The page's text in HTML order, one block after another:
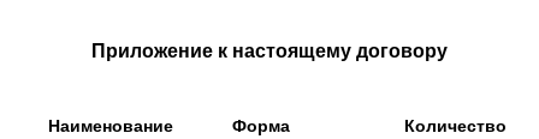
Приложение к настоящему договору
Наименование
Форма
Количество